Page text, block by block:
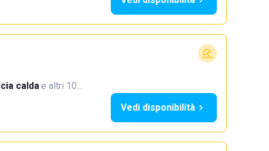
calda·e altri 10…
Vedi disponibilità